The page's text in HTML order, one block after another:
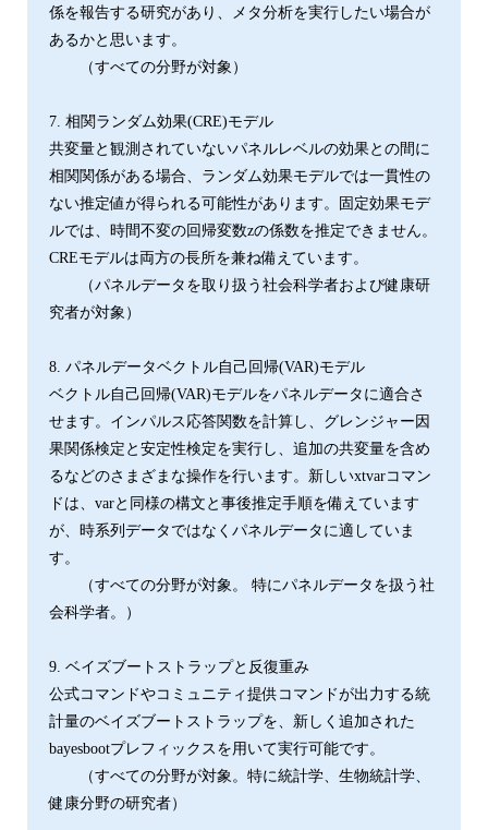
係を報告する研究があり、メタ分析を実行したい場合が
あるかと思います。
（すべての分野が対象）
7. 相関ランダム効果(CRE)モデル
共変量と観測されていないパネルレベルの効果との間に
相関関係がある場合、ランダム効果モデルでは一貫性の
ない推定値が得られる可能性があります。固定効果モデ
ルでは、時間不変の回帰変数zの係数を推定できません。
CREモデルは両方の長所を兼ね備えています。
（パネルデータを取り扱う社会科学者および健康研
究者が対象）
8. パネルデータベクトル自己回帰(VAR)モデル
ベクトル自己回帰(VAR)モデルをパネルデータに適合さ
せます。インパルス応答関数を計算し、グレンジャー因
果関係検定と安定性検定を実行し、追加の共変量を含め
るなどのさまざまな操作を行います。新しいxtvarコマン
ドは、varと同様の構文と事後推定手順を備えています
が、時系列データではなくパネルデータに適していま
す。
（すべての分野が対象。 特にパネルデータを扱う社
会科学者。）
9. ベイズブートストラップと反復重み
公式コマンドやコミュニティ提供コマンドが出力する統
計量のベイズブートストラップを、新しく追加された
bayesbootプレフィックスを用いて実行可能です。
（すべての分野が対象。特に統計学、生物統計学、
健康分野の研究者）